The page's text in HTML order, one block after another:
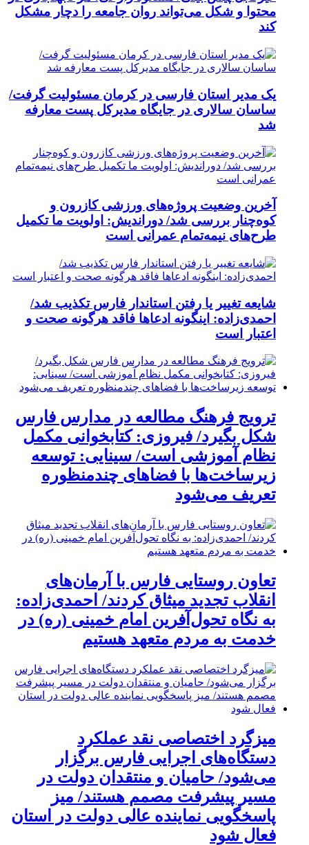
محتوا و شکل می‌تواند روان جامعه را دچار مشکل
کند
یک مدیر استان فارسی در کرمان مسئولیت گرفت/
ساسان سالاری در جایگاه مدیرکل پست معارفه
شد
آخرین وضعیت پروژه‌های ورزشی کازرون و
کوه‌چنار بررسی شد/ دوراندیش: اولویت ما تکمیل
طرح‌های نیمه‌تمام عمرانی است
شایعه تغییر یا رفتن استاندار فارس تکذیب شد/
احمدی‌زاده: اینگونه ادعاها فاقد هرگونه صحت و
اعتبار است
ترویج فرهنگ مطالعه در مدارس فارس
شکل بگیرد/ فیروزی: کتابخوانی مکمل
نظام آموزشی است/ سینایی: توسعه
زیرساخت‌ها با فضاهای چندمنظوره
تعریف می‌شود
تعاون روستایی فارس با آرمان‌های
انقلاب تجدید میثاق کردند/ احمدی‌زاده:
به نگاه تحول‌آفرین امام خمینی (ره) در
خدمت به مردم متعهد هستیم
میزگرد اختصاصی نقد عملکرد
دستگاه‌های اجرایی فارس برگزار
می‌شود/ حامیان و منتقدان دولت در
مسیر پیشرفت مصمم هستند/ میز
پاسخگویی نماینده عالی دولت در استان
فعال شود